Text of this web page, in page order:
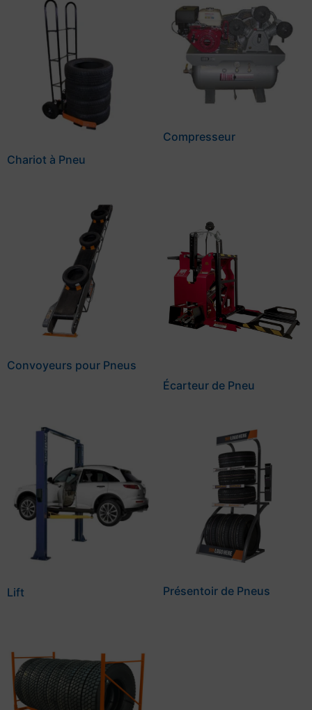
Chariot à Pneu
Compresseur
Convoyeurs pour Pneus
Écarteur de Pneu
Lift Présentoir de Pneus